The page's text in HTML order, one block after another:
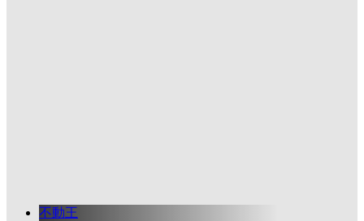
不動王